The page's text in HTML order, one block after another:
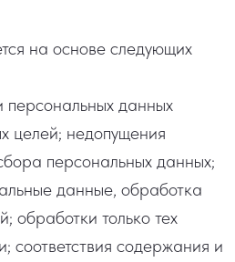
на основе следующих
персональных данных
целей; недопущения
персональных данных;
данные, обработка
обработки только тех
соответствия содержания и